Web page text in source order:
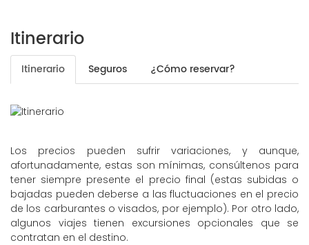
Itinerario
Itinerario Seguros ¿Cómo reservar?
Los precios pueden sufrir variaciones, y aunque,
afortunadamente, estas son mínimas, consúltenos para
tener siempre presente el precio final (estas subidas o
bajadas pueden deberse a las fluctuaciones en el precio
de los carburantes o visados, por ejemplo). Por otro lado,
algunos viajes tienen excursiones opcionales que se
contratan en el destino.